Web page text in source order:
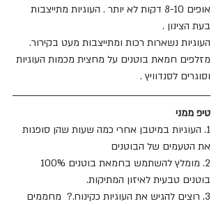
אופים 8-10 דקות לא יותר . העוגיות מתייצבות
בעת הצינון .
העוגיות נשארות רכות ומתייצבות מעט בקירור.
מזלפים חמאת בוטנים על מחצית מכמות העוגיות
וסוגרים לסנדוויץ .
טיפ ממני
1. העוגיות במיטבן אחרי כמה שעות שהן סופגות
את הטעמים של הבוטנים
בוטנים טבעית לאיזון המתיקות.
3. רוצים להגיש את העוגיות כקינוח.?  מחממים